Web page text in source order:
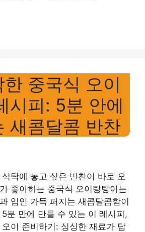
중국식 오이
시피: 5분 안에
새콤달콤 반찬
탁에 놓고 싶은 반찬이 바로 오
좋아하는 중국식 오이탕탕이는
입안 가득 퍼지는 새콤달콤함이
분 만에 만들 수 있는 이 레시피,
이 준비하기: 싱싱한 재료가 답